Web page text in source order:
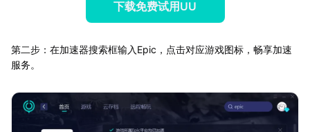
下载免费试用UU
第二步：在加速器搜索框输入Epic，点击对应游戏图标，畅享加速
服务。